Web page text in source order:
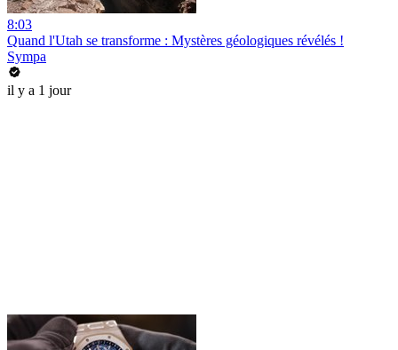
8:03
Quand l'Utah se transforme : Mystères géologiques révélés !
Sympa
il y a 1 jour